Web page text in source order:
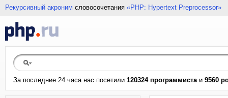
Рекурсивный акроним словосочетания «PHP: Hypertext Preprocessor»
За последние 24 часа нас посетили 120324 программистаи 9560